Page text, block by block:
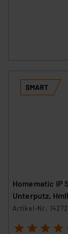
Datenschutz
sich auf die
Europäischen
insbesondere
verbundenen
Homematic IP
Unterputz,
Artikel-Nr.
1 2 3 4